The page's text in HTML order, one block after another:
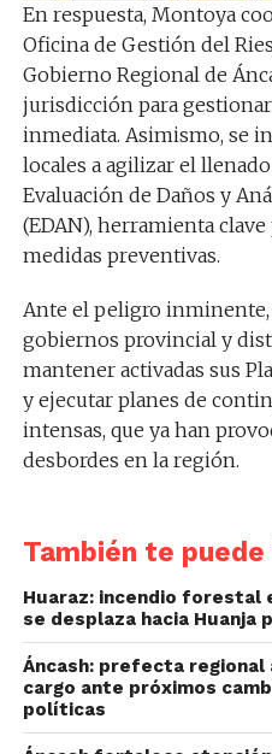
En respuesta, Montoya
Oficina de Gestión del
Gobierno Regional de
jurisdicción para
inmediata. Asimismo, se
locales a agilizar el
Evaluación de Daños y
(EDAN), herramienta
medidas preventivas.
Ante el peligro inminente,
gobiernos provincial y
mantener activadas sus
y ejecutar planes de
intensas, que ya han
desbordes en la región.
También te puede
Huaraz: incendio forestal
se desplaza hacia
Áncash: prefecta
cargo ante próximos
políticas